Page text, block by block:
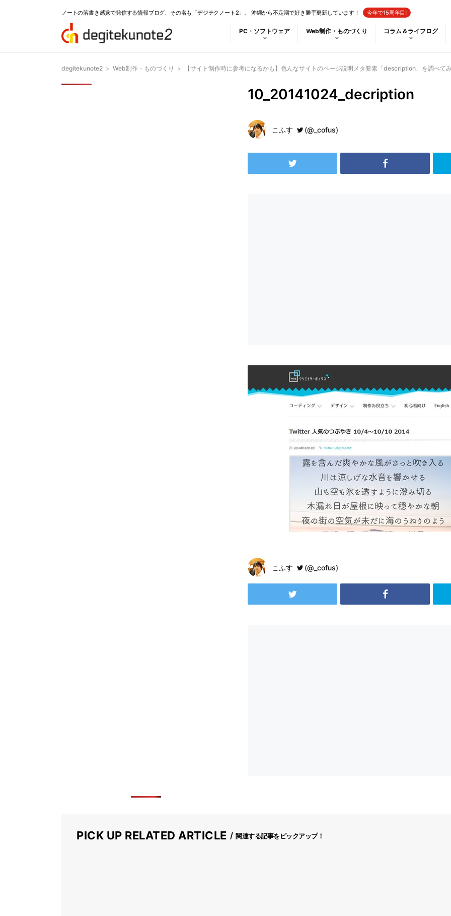
ノートの落書き感覚で発信する情報ブログ、その名も「デジテクノート2」。 沖縄から不定期で好き勝手更新しています！ 今年で15周年目!
PC・ソフトウェア Web制作・ものづくり コラム＆ライフログ
degitekunote2 > Web制作・ものづくり > 【サイト制作時に参考になるかも】色んなサイトのページ説明メタ要素「description」を調べて
10_20141024_decription
こふす (@_cofus)
こふす (@_cofus)
PICK UP RELATED ARTICLE 関連する記事をピックアップ！